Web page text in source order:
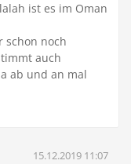
ist es im Oman
schon noch
auch
ab und an mal
15.12.2019 11:07